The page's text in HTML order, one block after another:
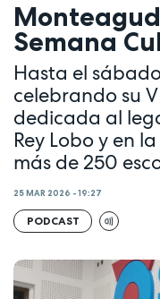
Semana
Hasta el
celebrando su
dedicada al
Rey Lobo y en
más de 250
25 MAR 2026 - 19:27
PODCAST